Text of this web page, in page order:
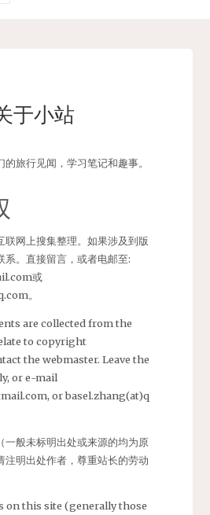
于小站
旅行见闻，学习笔记和趣事。
联网上搜集整理。如果涉及到版
系。直接留言，或者电邮至:
或
。
are collected from the
to copyright
the webmaster. Leave the
or e-mail
or basel.zhang(at)q
一般未标明出处或来源的均为原
注明出处作者，尊重站长的劳动
on this site (generally those